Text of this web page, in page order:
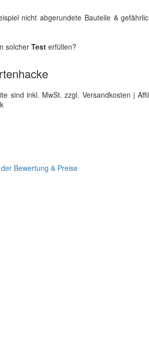
nicht abgerundete Bauteile &
solcherTest erfüllen?
sind inkl. MwSt. zzgl. Versandkosten |
Bewertung & Preise